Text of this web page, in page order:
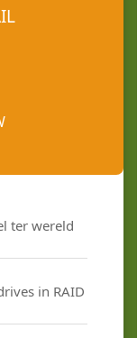
ter wereld
in RAID